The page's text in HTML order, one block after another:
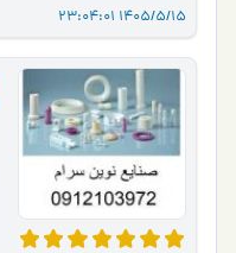
1405/5/15 23:04:01